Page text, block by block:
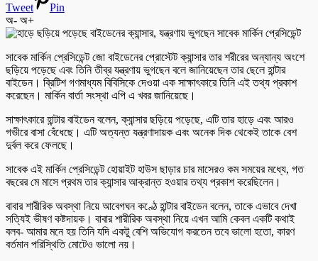
Tweet
Pin
অ- অ+
সাবেক মার্কিন প্রেসিডেন্ট জো বাইডেনের প্রোস্টেট ক্যান্সার তার শরীরের অন্যান্য অংশে
ছড়িয়ে পড়েছে এবং তিনি তীব্র যন্ত্রণায় ভুগছেন বলে জানিয়েছেন তার ছেলে হান্টার
বাইডেন। ব্রিটিশ গণমাধ্যম বিবিসিকে দেওয়া এক সাক্ষাৎকারে তিনি এই তথ্য প্রকাশ
করেছেন। মার্কিন বার্তা সংস্থা এপি এ খবর জানিয়েছে।
সাক্ষাৎকারে হান্টার বাইডেন বলেন, ক্যান্সার ছড়িয়ে পড়েছে, এটি তার হাড়ে এবং আরও
গভীরে বাসা বেঁধেছে। এটি অত্যন্ত যন্ত্রণাদায়ক এবং অনেক দিক থেকেই তাকে বেশ
দুর্বল করে ফেলছে।
সাবেক এই মার্কিন প্রেসিডেন্ট হোয়াইট হাউস ছাড়ার চার মাসেরও কম সময়ের মধ্যে, গত
বছরের মে মাসে প্রথম তার ক্যান্সার আক্রান্ত হওয়ার তথ্য প্রকাশ করেছিলেন।
বাবার শারীরিক অবস্থা নিয়ে আবেগঘন কণ্ঠে হান্টার বাইডেন বলেন, তাকে এভাবে দেখা
সত্যিই ভীষণ কষ্টদায়ক। বাবার শারীরিক অবস্থা নিয়ে এখন আমি কেবল একটি কথাই
বলব- আমার মনে হয় তিনি যদি একটু বেশি অভিযোগ করতেন তবে ভালো হতো, কারণ
বর্তমান পরিস্থিতি মোটেও ভালো নয়।